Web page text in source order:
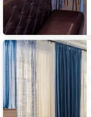
Апартаменты
Гончарная
11-